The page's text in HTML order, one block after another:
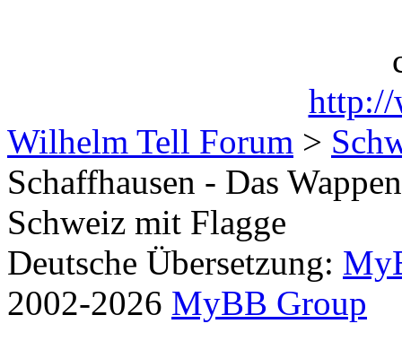
http://
Wilhelm Tell Forum >
Schaffhausen - Das
Schweiz mit Flagge
Deutsche Übersetzung:
2002-2026 MyBB Group